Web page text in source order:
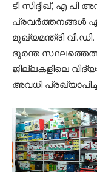
ടി സിദ്ദിഖ്, എ
പ്രവർത്തനങ്ങൾ
മുഖ്യമന്ത്രി
ദുരന്ത
ജില്ലകളിലെ
അവധി